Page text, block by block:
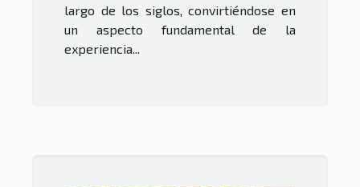
largo de los siglos, convirtiéndose en
un aspecto fundamental de la
experiencia...